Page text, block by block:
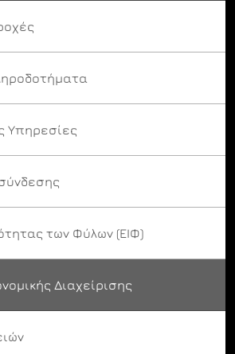
Υπηρεσίες
των Φύλων (ΕΙΦ)
Διαχείρισης